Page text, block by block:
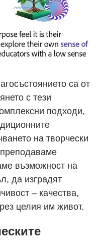
са от
с тези
подходи,
на творчески
възможност на
да изградят
– качества,
целия им живот.